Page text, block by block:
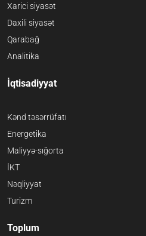
Xarici siyasət
Daxili siyasət
Qarabağ
Analitika
İqtisadiyyat
Kənd təsərrüfatı
Energetika
Maliyyə-sığorta
İKT
Nəqliyyat
Turizm
Toplum